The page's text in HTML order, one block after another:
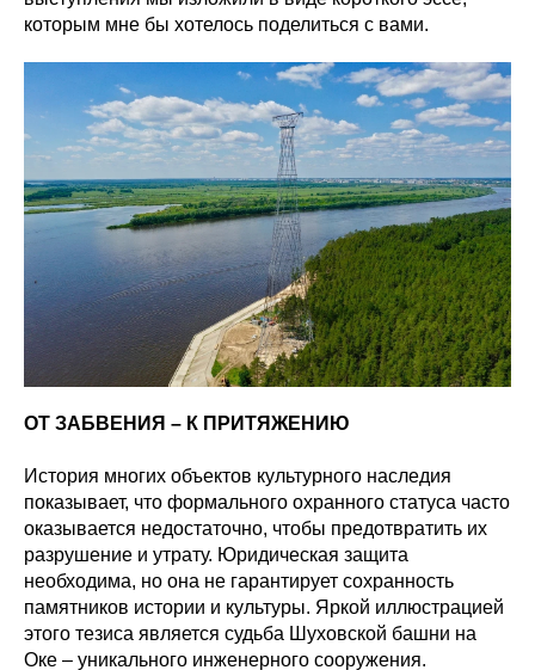
которым мне бы хотелось поделиться с вами.
ОТ ЗАБВЕНИЯ – К ПРИТЯЖЕНИЮ
История многих объектов культурного наследия
показывает, что формального охранного статуса часто
оказывается недостаточно, чтобы предотвратить их
разрушение и утрату. Юридическая защита
необходима, но она не гарантирует сохранность
памятников истории и культуры. Яркой иллюстрацией
этого тезиса является судьба Шуховской башни на
Оке – уникального инженерного сооружения.